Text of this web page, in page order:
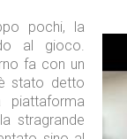
pochi, la
al gioco.
fa con un
stato detto
stragrande